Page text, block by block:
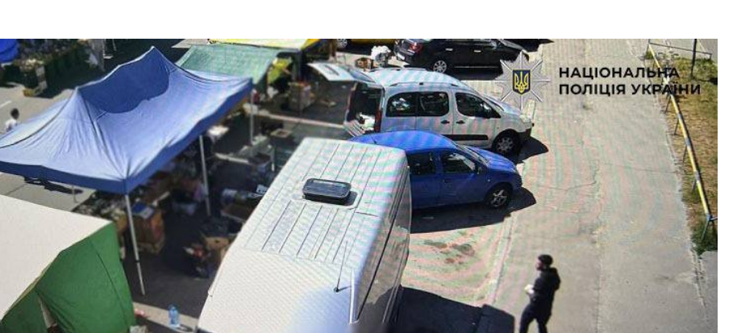
продукції
тваринного
походження до ЄС
06.08.2026
лідером Фінляндії
захист від балістики
для України
06.08.2026 0
поховали генерал-
майора після вибуху
в ресторані
06.08.2026 0